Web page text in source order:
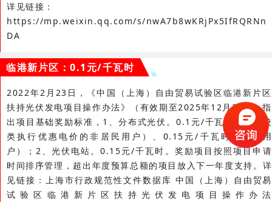
详见链接：
https://mp.weixin.qq.com/s/nwA7b8wKRjPx5IfRQRNn
DA
临港新片区：0.1元/千瓦时
2022年2月23日，《中国（上海）自由贸易试验区临港新片区
扶持光伏发电项目操作办法》（有效期至2025年12月31日）指
出项目基础奖励标准，1、分布式光伏。0.1元/千瓦时（非学校
类执行优惠电价的非居民用户）、0.15元/千瓦时（学校用
户）；2、光伏电站。0.15元/千瓦时。奖励项目按照项目申请
时间排序管理，超出年度预算总额的项目放入下一年度支持。详
见链接：上海市行政规范性文件数据库 中国（上海）自由贸易
试验区临港新片区扶持光伏发电项目操作办法